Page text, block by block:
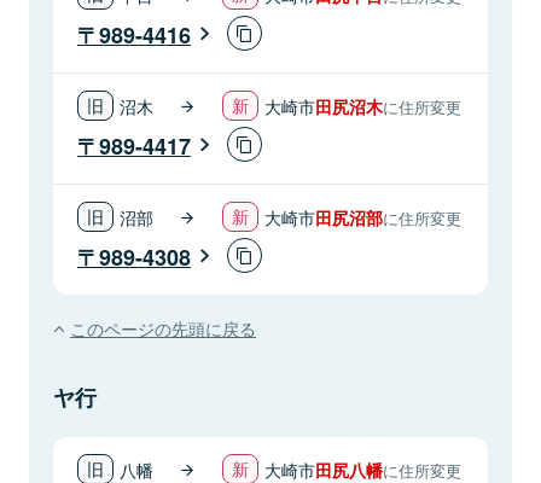
989-4416
沼木 大崎市田尻沼木に住所変更
989-4417
沼部 大崎市田尻沼部に住所変更
989-4308
このページの先頭に戻る
ヤ行
八幡 大崎市田尻八幡に住所変更